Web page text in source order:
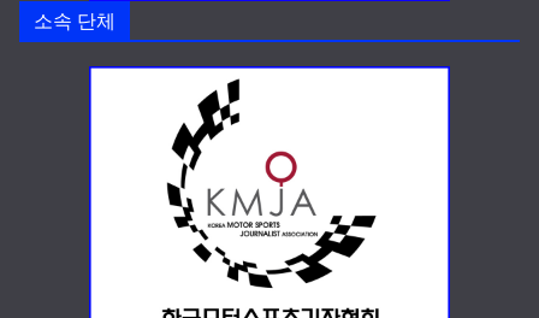
소속 단체